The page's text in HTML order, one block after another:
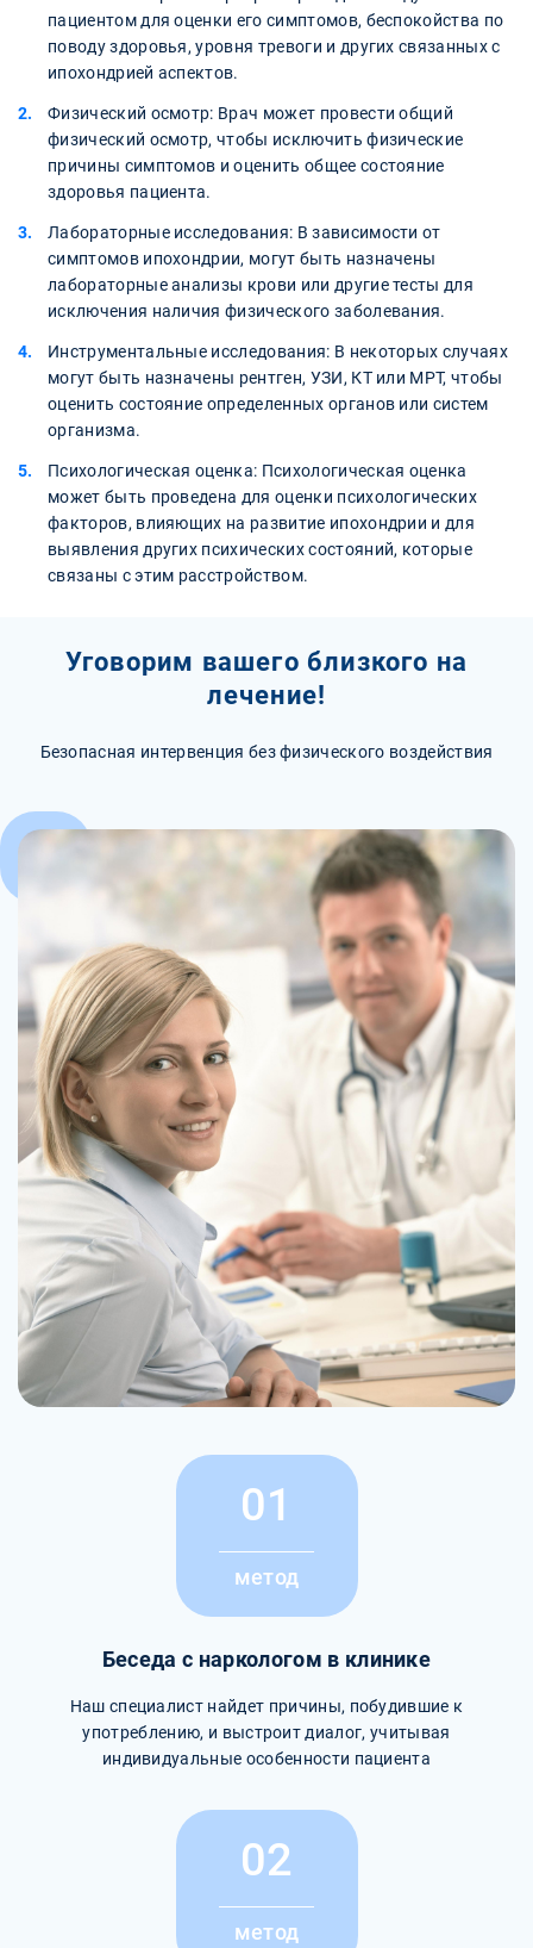
пациентом для оценки его симптомов, беспокойства по
поводу здоровья, уровня тревоги и других связанных с
ипохондрией аспектов.
Физический осмотр: Врач может провести общий
физический осмотр, чтобы исключить физические
причины симптомов и оценить общее состояние
здоровья пациента.
Лабораторные исследования: В зависимости от
симптомов ипохондрии, могут быть назначены
лабораторные анализы крови или другие тесты для
исключения наличия физического заболевания.
Инструментальные исследования: В некоторых случаях
могут быть назначены рентген, УЗИ, КТ или МРТ, чтобы
оценить состояние определенных органов или систем
организма.
Психологическая оценка: Психологическая оценка
может быть проведена для оценки психологических
факторов, влияющих на развитие ипохондрии и для
выявления других психических состояний, которые
связаны с этим расстройством.
Уговорим вашего близкого на
лечение!
Безопасная интервенция без физического воздействия
01
метод
Беседа с наркологом в клинике
Наш специалист найдет причины, побудившие к
употреблению, и выстроит диалог, учитывая
индивидуальные особенности пациента
02
метод